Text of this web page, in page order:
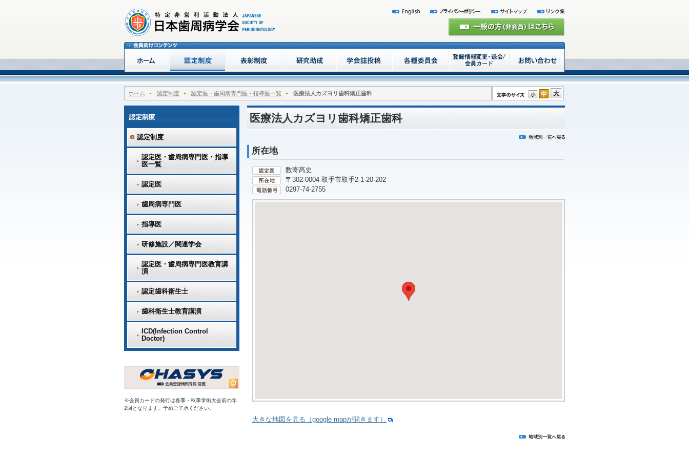
ホーム 認定制度 認定医・歯周病専門医・指導医一覧 医療法人カズヨリ歯科矯正歯科
医療法人カズヨリ歯科矯正歯科
所在地
数寄髙史
〒302-0004 取手市取手2-1-20-202
0297-74-2755
大きな地図を見る（google mapが開きます）
認定制度
認定医・歯周病専門医・指導
医一覧
認定医
歯周病専門医
指導医
研修施設／関連学会
認定医・歯周病専門医教育講
演
認定歯科衛生士
歯科衛生士教育講演
ICD(Infection Control
Doctor)
※会員カードの発行は春季・秋季学術大会前の年
2回となります。予めご了承ください。